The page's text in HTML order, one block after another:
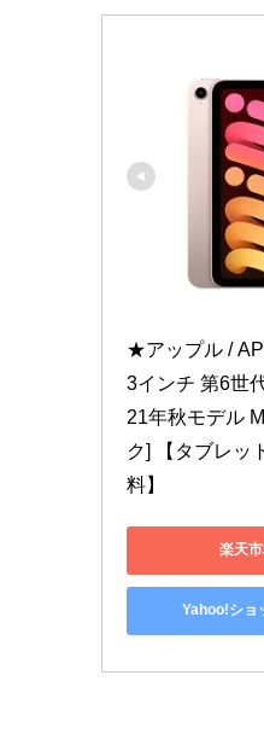
★アップル /
3インチ 第6世
21年秋モデル
ク] 【タブレッ
料】
楽天
Yahoo!ショ